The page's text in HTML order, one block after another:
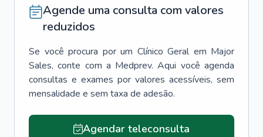
Agende uma consulta com valores
reduzidos
Se você procura por um Clínico Geral em Major
Sales, conte com a Medprev. Aqui você agenda
consultas e exames por valores acessíveis, sem
mensalidade e sem taxa de adesão.
Agendar teleconsulta